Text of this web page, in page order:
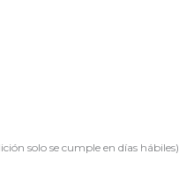
solo se cumple en días hábiles).